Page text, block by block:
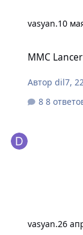
vasyan.10
MMC
Авторdil7,
8
vasyan.26